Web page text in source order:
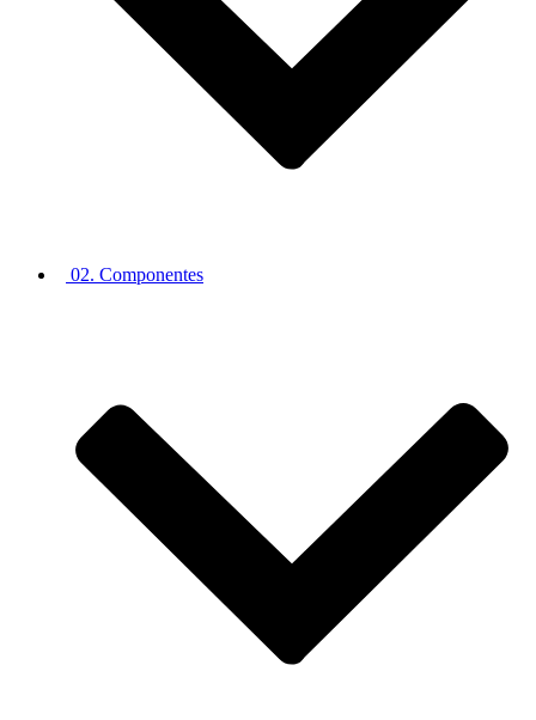
02. Componentes